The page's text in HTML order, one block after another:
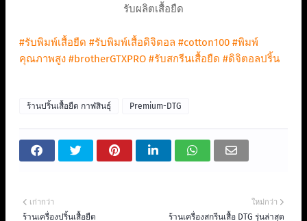
รับผลิตเสื้อยืด
#รับพิมพ์เสื้อยืด #รับพิมพ์เสื้อดิจิตอล #cotton100 #พิมพ์
คุณภาพสูง #brotherGTXPRO #รับสกรีนเสื้อยืด #ดิจิตอลปริ้น
ร้านปริ้นเสื้อยืด กาฬสินธุ์ Premium-DTG
ใหม่กว่า
ร้านเครื่องสกรีนเสื้อ DTG รุ่นล่าสุด
เก่ากว่า
ร้านเครื่องปริ้นเสื้อยืด